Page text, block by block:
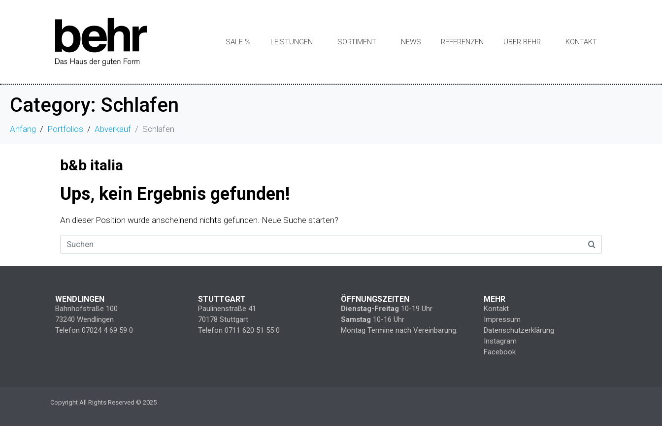
SALE % LEISTUNGEN SORTIMENT NEWS REFERENZEN ÜBER BEHR KONTAKT
Category: Schlafen
Anfang Portfolios Abverkauf Schlafen
b&b italia
Ups, kein Ergebnis gefunden!
An dieser Position wurde anscheinend nichts gefunden. Neue Suche starten?
WENDLINGEN
Bahnhofstraße 100
73240 Wendlingen
Telefon 07024 4 69 59 0
STUTTGART
Paulinenstraße 41
70178 Stuttgart
Telefon 0711 620 51 55 0
ÖFFNUNGSZEITEN
Dienstag-Freitag 10-19 Uhr
Samstag 10-16 Uhr
Montag Termine nach Vereinbarung.
MEHR
Kontakt
Impressum
Datenschutzerklärung
Instagram
Facebook
Copyright All Rights Reserved © 2025